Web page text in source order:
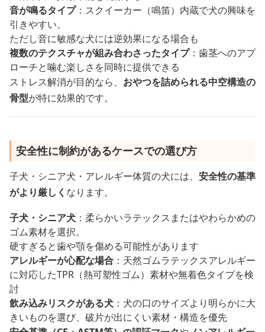
音が鳴るタイプ：スクイーカー（鳴笛）内蔵で犬の興味を
引きやすい。
ただし音に敏感な犬には逆効果になる場合も
複数のテクスチャが組み合わさったタイプ：歯茎へのアプ
ローチと噛む楽しさを同時に提供できる
ストレス解消が目的なら、 おやつを詰められる中空構造の
骨型が特に効果的です。
安全性に制約があるケースでの選び方
子犬・シニア犬・アレルギー体質の犬には、 安全性の基準
がより厳しく なります。
子犬・シニア犬 ：柔らかいラテックスまたはやわらかめの
ゴム素材を選択。
硬すぎると歯や顎を傷める可能性があります
アレルギーが心配な場合 ：天然ゴムラテックスアレルギー
に対応したTPR（熱可塑性ゴム）素材や無着色タイプを検
討
飲み込みリスクがある犬 ：犬の口のサイズより明らかに大
きいものを選び、破片が出にくい素材・構造を優先